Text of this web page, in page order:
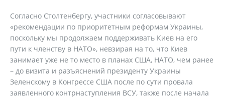
Согласно Столтенбергу, участники согласовывают
«рекомендации по приоритетным реформам Украины,
поскольку мы продолжаем поддерживать Киев на его
пути к членству в НАТО», невзирая на то, что Киев
занимает уже не то место в планах США, НАТО, чем ранее
– до визита и разъяснений президенту Украины
Зеленскому в Конгрессе США после по сути провала
заявленного контрнаступления ВСУ, также после начала